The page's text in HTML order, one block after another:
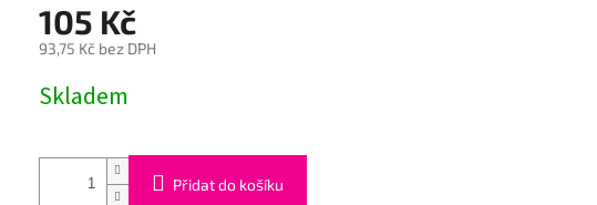
105 Kč
93,75 Kč bez DPH
cena:
Skladem
Přidat do košíku